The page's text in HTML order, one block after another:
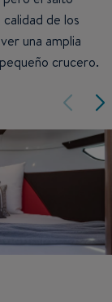
de los
una amplia
crucero.